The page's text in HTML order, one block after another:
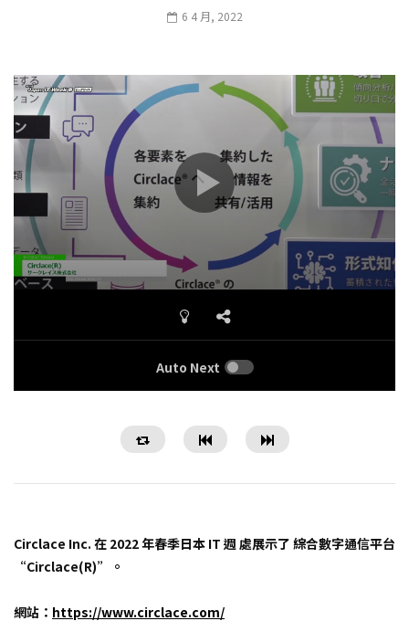
6 4 月, 2022
Auto Next
Circlace Inc. 在 2022 年春季日本 IT 週 處展示了 綜合數字通信平台
“Circlace(R)”。
網站： https://www.circlace.com/